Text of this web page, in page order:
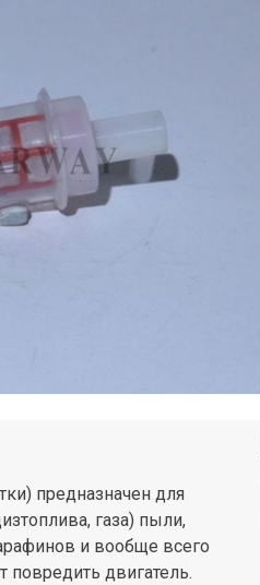
предназначен для
газа) пыли,
и вообще всего
повредить двигатель.